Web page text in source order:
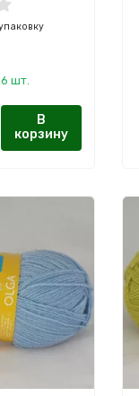
ПРЯЖА
шт.
В
корзину